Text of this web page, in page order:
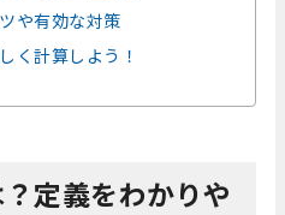
や有効な対策
く計算しよう！
定義をわかりや